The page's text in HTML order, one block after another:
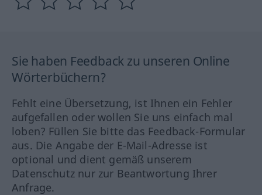
Sie haben Feedback zu unseren Online
Wörterbüchern?
Fehlt eine Übersetzung, ist Ihnen ein Fehler
aufgefallen oder wollen Sie uns einfach mal
loben? Füllen Sie bitte das Feedback-Formular
aus. Die Angabe der E-Mail-Adresse ist
optional und dient gemäß unserem
Datenschutz nur zur Beantwortung Ihrer
Anfrage.